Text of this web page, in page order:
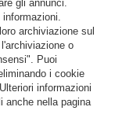
gli annunci.
informazioni.
archiviazione sul
o
Puoi
i cookie
informazioni
anche nella pagina